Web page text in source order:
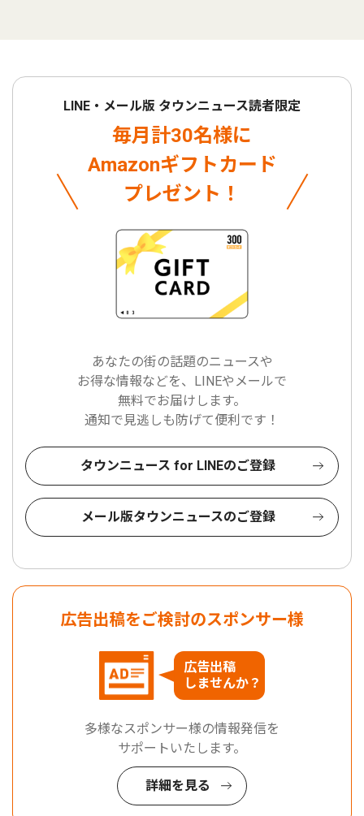
LINE・メール版 タウンニュース読者限定
毎月計30名様に
Amazonギフトカード
プレゼント！
あなたの街の話題のニュースや
お得な情報などを、LINEやメールで
無料でお届けします。
通知で見逃しも防げて便利です！
タウンニュース for LINEのご登録
メール版タウンニュースのご登録
広告出稿をご検討のスポンサー様
広告出稿
しませんか？
多様なスポンサー様の情報発信を
サポートいたします。
詳細を見る